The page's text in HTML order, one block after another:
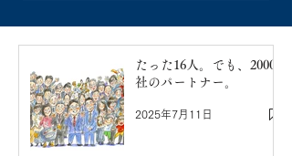
たった16人。でも、2000
社のパートナー。
2025年7月11日